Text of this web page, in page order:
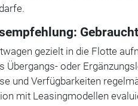
gezielt in die Flotte
Übergangs- oder
und Verfügbarkeiten
mit Leasingmodellen